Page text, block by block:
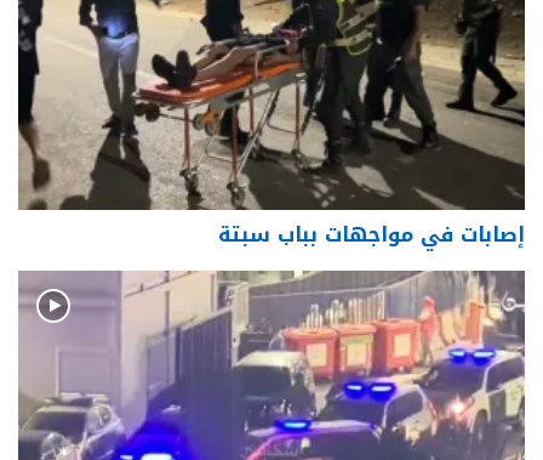
إصابات في مواجهات بباب سبتة